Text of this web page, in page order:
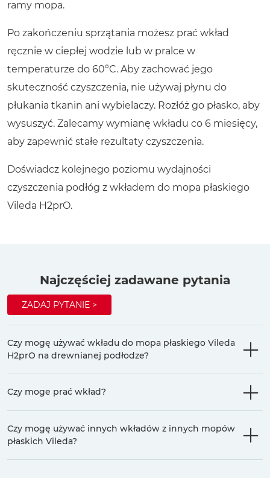
ramy mopa.
Po zakończeniu sprzątania możesz prać wkład
ręcznie w ciepłej wodzie lub w pralce w
temperaturze do 60°C. Aby zachować jego
skuteczność czyszczenia, nie używaj płynu do
płukania tkanin ani wybielaczy. Rozłóż go płasko, aby
wysuszyć. Zalecamy wymianę wkładu co 6 miesięcy,
aby zapewnić stałe rezultaty czyszczenia.
Doświadcz kolejnego poziomu wydajności
czyszczenia podłóg z wkładem do mopa płaskiego
Vileda H2prO.
Najczęściej zadawane pytania
ZADAJ PYTANIE >
Czy mogę używać wkładu do mopa płaskiego Vileda
H2prO na drewnianej podłodze?
Czy moge prać wkład?
Czy mogę używać innych wkładów z innych mopów
płaskich Vileda?